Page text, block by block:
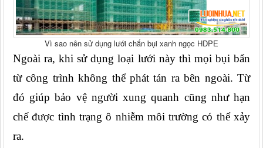
Vì sao nên sử dụng lưới chắn bụi xanh ngọc HDPE
Ngoài ra, khi sử dụng loại lưới này thì mọi bụi bẩn
từ công trình không thể phát tán ra bên ngoài. Từ
đó giúp bảo vệ người xung quanh cũng như hạn
chế được tình trạng ô nhiễm môi trường có thể xảy
ra.